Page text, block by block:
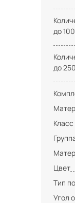
до
до
Цвет
Тип
Угол